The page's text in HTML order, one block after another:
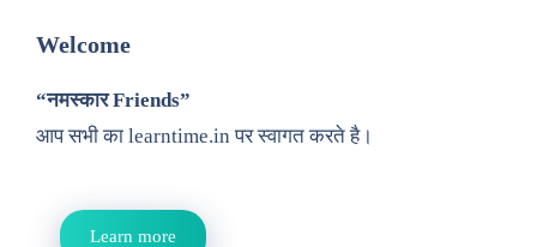
Welcome
“नमस्कार Friends”
आप सभी का learntime.in पर स्वागत करते है।
Learn more